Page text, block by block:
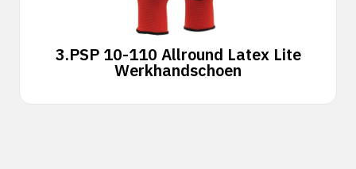
3.PSP 10-110 Allround Latex Lite
Werkhandschoen